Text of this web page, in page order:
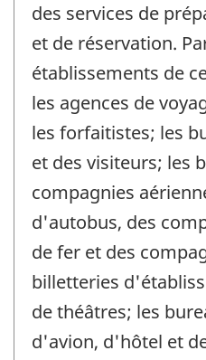
des services de
et de réservation.
établissements de
les agences de
les forfaitistes; les
et des visiteurs; les
compagnies
d'autobus, des
de fer et des
billetteries
de théâtres; les
d'avion, d'hôtel et